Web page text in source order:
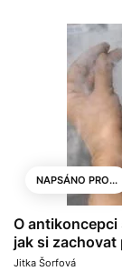
NAPSÁNO PRO...
O antikoncepci
jak si zachovat
Jitka Šorfová